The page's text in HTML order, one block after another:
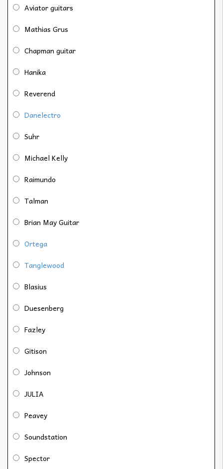
Aviator guitars
Mathias Grus
Chapman guitar
Hanika
Reverend
Danelectro
Suhr
Michael Kelly
Raimundo
Talman
Brian May Guitar
Ortega
Tanglewood
Blasius
Duesenberg
Fazley
Gitison
Johnson
JULIA
Peavey
Soundstation
Spector